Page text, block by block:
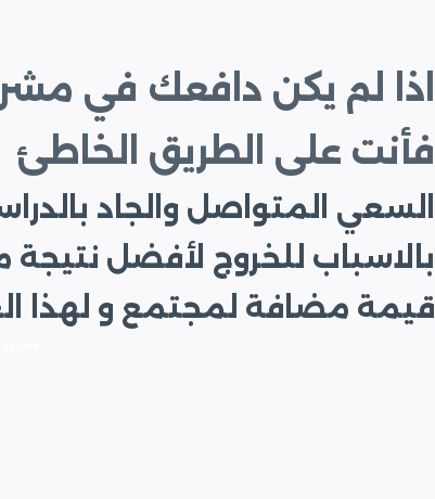
اذا لم يكن دافعك في
فأنت على الطريق الخاطئ
السعي المتواصل والجاد
بالاسباب للخروج لأفضل
قيمة مضافة لمجتمع و لهذا